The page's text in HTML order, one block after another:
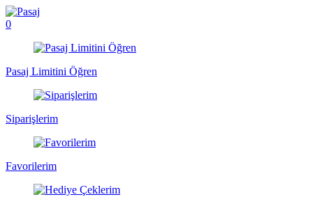
0
Pasaj Limitini Öğren
Siparişlerim
Favorilerim